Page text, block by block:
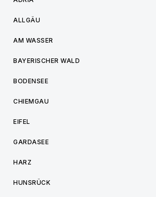
ALLGÄU
AM WASSER
BAYERISCHER WALD
BODENSEE
CHIEMGAU
EIFEL
GARDASEE
HARZ
HUNSRÜCK